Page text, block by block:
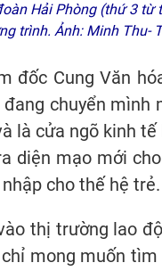
Hải Phòng (thứ 3
trình. Ảnh: Minh Thu-
đốc Cung Văn
chuyển
là cửa ngõ kinh
diện mạo mới
cho thế hệ trẻ.
thị trường lao
mong muốn